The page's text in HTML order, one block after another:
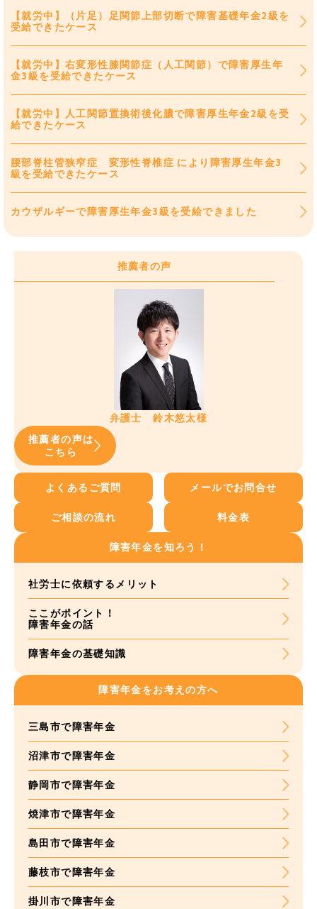
【就労中】（片足）足関節上部切断で障害基礎年金2級を
受給できたケース
【就労中】右変形性膝関節症（人工関節）で障害厚生年
金3級を受給できたケース
【就労中】人工関節置換術後化膿で障害厚生年金2級を受
給できたケース
腰部脊柱管狭窄症 変形性脊椎症 により障害厚生年金3
級を受給できたケース
カウザルギーで障害厚生年金3級を受給できました
推薦者の声
弁護士 鈴木悠太様
推薦者の声は
こちら
よくあるご質問 メールでお問合せ
ご相談の流れ 料金表
障害年金を知ろう！
社労士に依頼するメリット
ここがポイント！
障害年金の話
障害年金の基礎知識
障害年金をお考えの方へ
三島市で障害年金
沼津市で障害年金
静岡市で障害年金
焼津市で障害年金
島田市で障害年金
藤枝市で障害年金
掛川市で障害年金